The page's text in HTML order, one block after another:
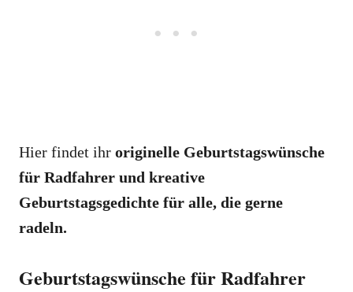
Hier findet ihr originelle Geburtstagswünsche
für Radfahrer und kreative
Geburtstagsgedichte für alle, die gerne
radeln.
Geburtstagswünsche für Radfahrer